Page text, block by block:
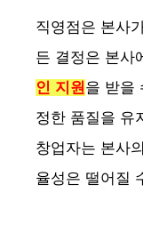
직영점은 본사
든 결정은 본사
인 지원 을 받을
정한 품질을 유
창업자는 본사
율성은 떨어질